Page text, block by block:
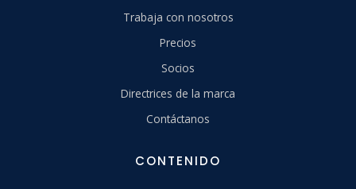
Trabaja con nosotros
Precios
Socios
Directrices de la marca
Contáctanos
CONTENIDO